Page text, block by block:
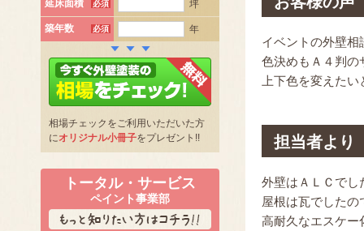
イベントの外壁
色決めもＡ４判の
上下色を変えた
担当者より
外壁はＡＬＣでし
屋根は瓦でした
高耐久なエスケー
延床面積
必須 坪
築年数 必須 年
相場チェックをご利用いただいた方
にオリジナル小冊子をプレゼント!!
トータル・サービス
ペイント事業部